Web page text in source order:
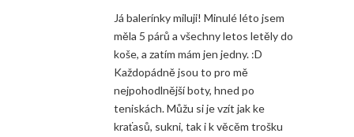
Já balerínky miluji! Minulé léto jsem
měla 5 párů a všechny letos letěly do
koše, a zatím mám jen jedny. :D
Každopádně jsou to pro mě
nejpohodlnější boty, hned po
teniskách. Můžu si je vzít jak ke
kraťasů, sukni, tak i k věcěm trošku